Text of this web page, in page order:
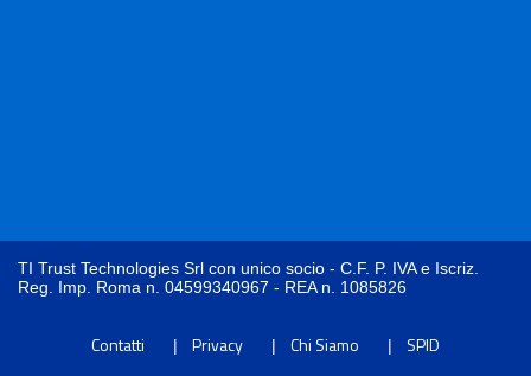
TI Trust Technologies Srl con unico socio - C.F. P. IVA e Iscriz.
Reg. Imp. Roma n. 04599340967 - REA n. 1085826
Contatti Privacy Chi Siamo SPID